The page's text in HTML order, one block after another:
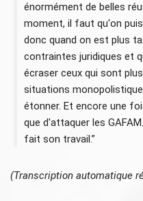
énormément de belles
moment, il faut qu'on
donc quand on est plus
contraintes juridiques et
écraser ceux qui sont
situations
étonner. Et encore une
que d'attaquer les
fait son travail.”
(Transcription automatique